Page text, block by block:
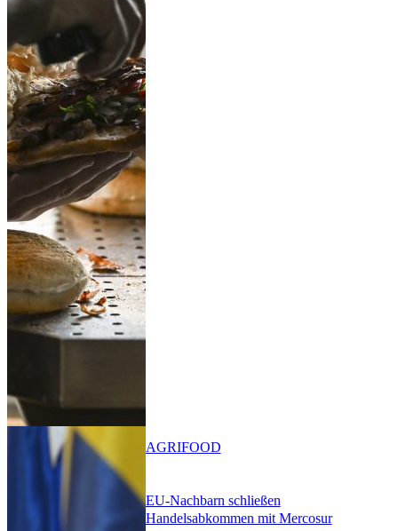
EU-Nachbarn schließen
Handelsabkommen mit Mercosur
AGRIFOOD